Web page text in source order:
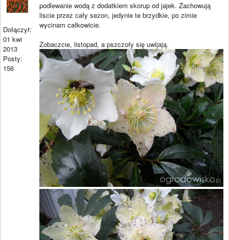
Dołączył:
01 kwi
2013
Posty:
156
podlewanie wodą z dodatkiem skorup od jajek. Zachowują
liscie przez cały sezon, jedynie te brzydkie, po zimie
wycinam całkowicie.
Zobaczcie, listopad, a pszczoły się uwijają.